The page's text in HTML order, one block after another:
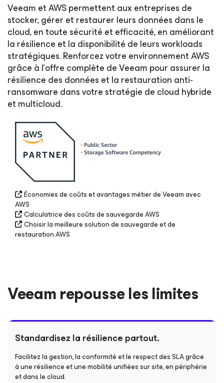
Veeam et AWS permettent aux entreprises de
stocker, gérer et restaurer leurs données dans le
cloud, en toute sécurité et efficacité, en améliorant
la résilience et la disponibilité de leurs workloads
stratégiques. Renforcez votre environnement AWS
grâce à l’offre complète de Veeam pour assurer la
résilience des données et la restauration anti-
ransomware dans votre stratégie de cloud hybride
et multicloud.
Économies de coûts et avantages métier de Veeam avec
AWS
Calculatrice des coûts de sauvegarde AWS
Choisir la meilleure solution de sauvegarde et de
restauration AWS
Veeam repousse les limites
Standardisez la résilience partout.
Facilitez la gestion, la conformité et le respect des SLA grâce
à une résilience et une mobilité unifiées sur site, en périphérie
et dans le cloud.